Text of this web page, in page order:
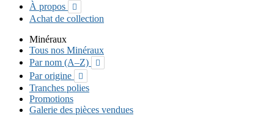
À propos

Achat de collection
Minéraux
Tous nos Minéraux
Par nom (A–Z)

Par origine 
Tranches polies
Promotions
Galerie des pièces vendues